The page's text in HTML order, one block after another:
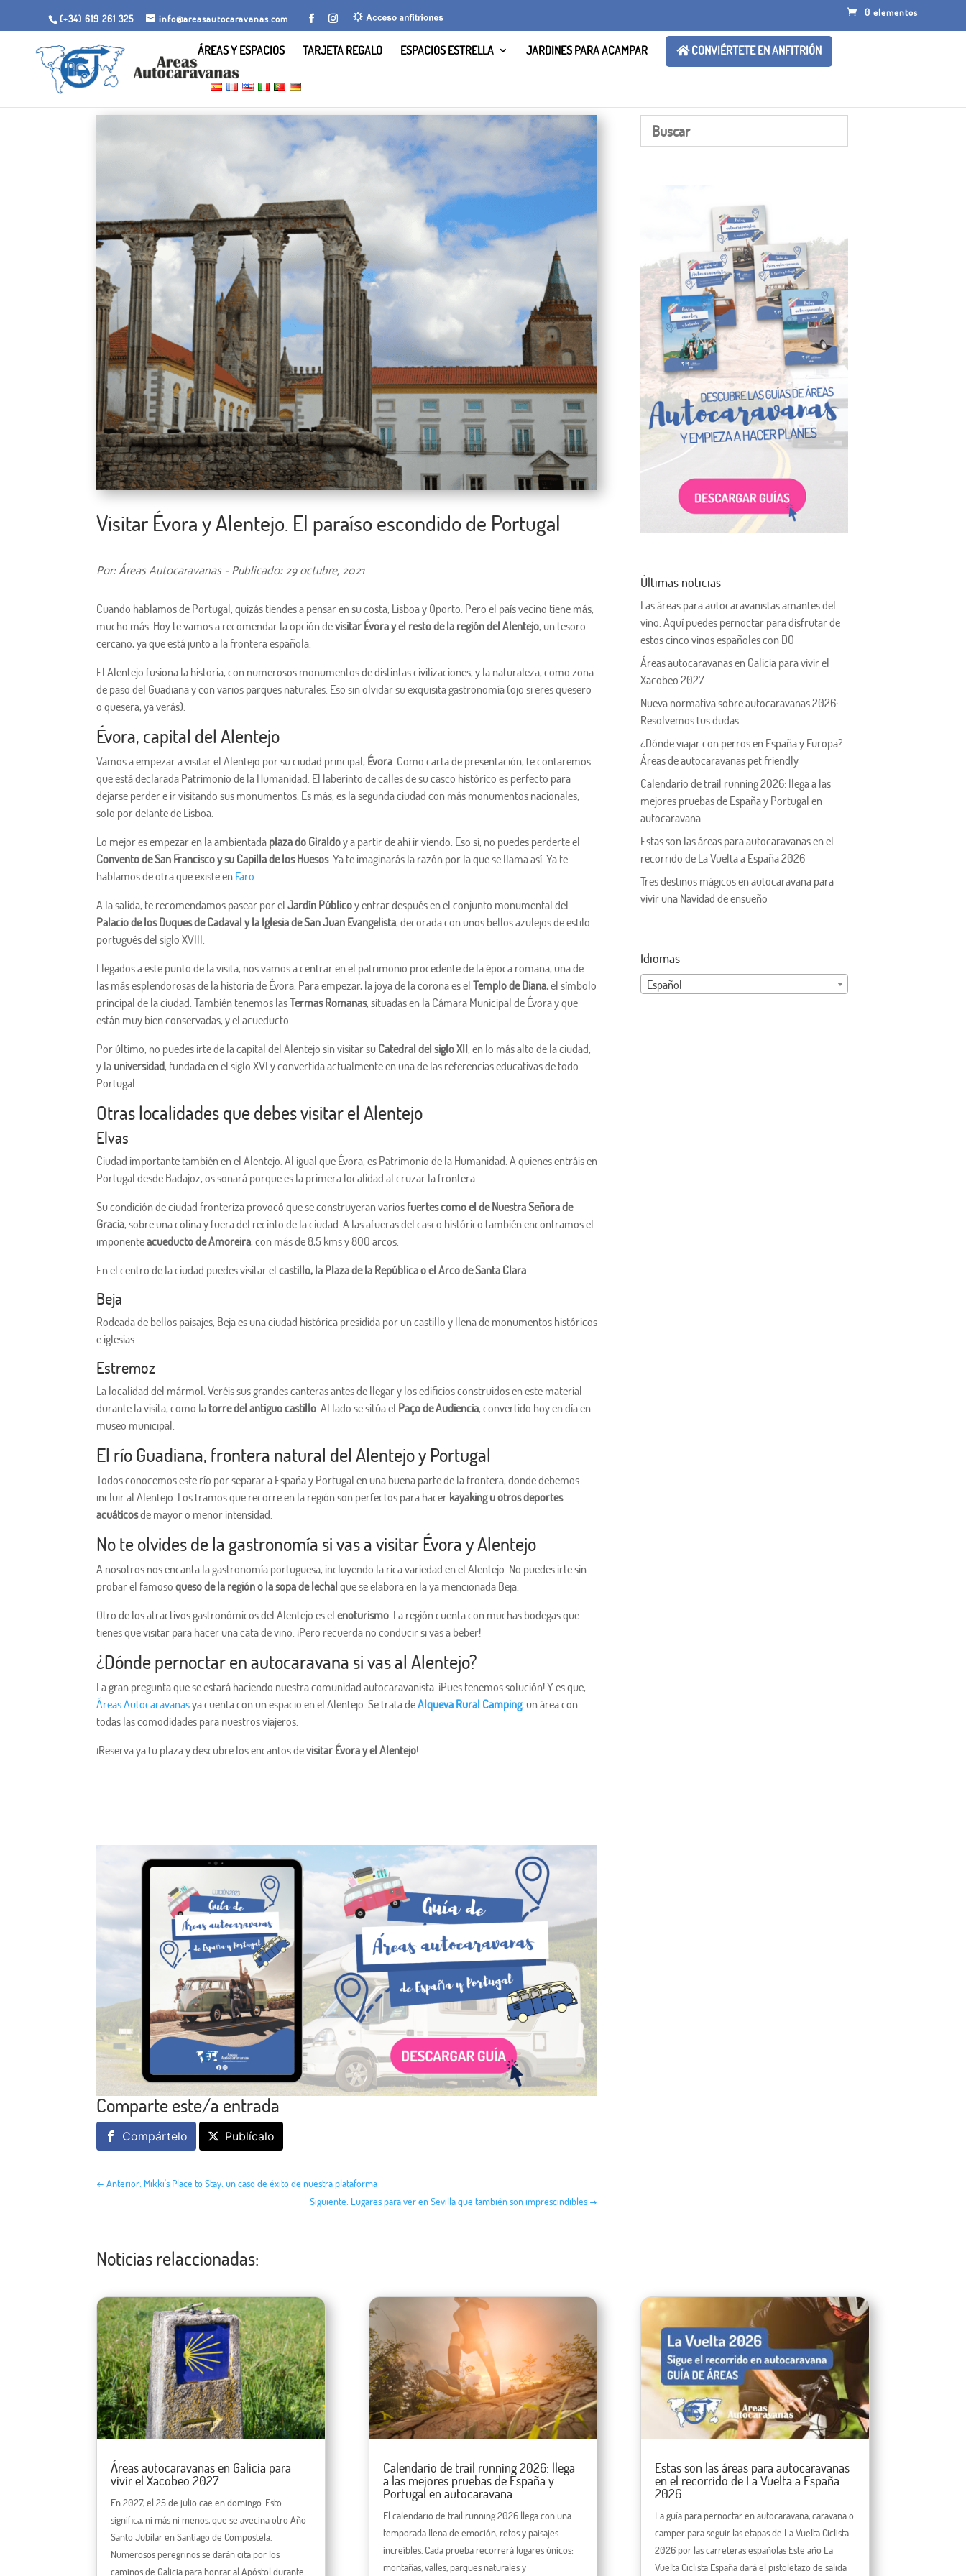
(+34) 619 261 325 info@areasautocaravanas.com
0 elementos
ÁREAS Y ESPACIOS TARJETA REGALO ESPACIOS ESTRELLA JARDINES PARA ACAMPAR CONVIÉRTETE EN ANFITRIÓN
Visitar Évora y Alentejo. El paraíso escondido de Portugal
Por: Áreas Autocaravanas - Publicado: 29 octubre, 2021
Cuando hablamos de Portugal, quizás tiendes a pensar en su costa, Lisboa y Oporto. Pero el país vecino tiene más,
mucho más. Hoy te vamos a recomendar la opción devisitar Évora y el resto de la región del Alentejo, un tesoro
cercano, ya que está junto a la frontera española.
El Alentejo fusiona la historia, con numerosos monumentos de distintas civilizaciones, y la naturaleza, como zona
de paso del Guadiana y con varios parques naturales. Eso sin olvidar su exquisita gastronomía (ojo si eres quesero
o quesera, ya verás).
Évora, capital del Alentejo
Vamos a empezar a visitar el Alentejo por su ciudad principal, Évora. Como carta de presentación, te contaremos
que está declarada Patrimonio de la Humanidad. El laberinto de calles de su casco histórico es perfecto para
dejarse perder e ir visitando sus monumentos. Es más, es la segunda ciudad con más monumentos nacionales,
solo por delante de Lisboa.
Lo mejor es empezar en la ambientada plaza do Giraldoy a partir de ahí ir viendo. Eso sí, no puedes perderte el
Convento de San Francisco y su Capilla de los Huesos. Ya te imaginarás la razón por la que se llama así. Ya te
hablamos de otra que existe en Faro.
A la salida, te recomendamos pasear por elJardín Públicoy entrar después en el conjunto monumental del
Palacio de los Duques de Cadaval y la Iglesia de San Juan Evangelista, decorada con unos bellos azulejos de estilo
portugués del siglo XVIII.
Llegados a este punto de la visita, nos vamos a centrar en el patrimonio procedente de la época romana, una de
las más esplendorosas de la historia de Évora. Para empezar, la joya de la corona es elTemplo de Diana, el símbolo
principal de la ciudad. También tenemos lasTermas Romanas, situadas en la Cámara Municipal de Évora y que
están muy bien conservadas, y el acueducto.
Por último, no puedes irte de la capital del Alentejo sin visitar su Catedral del siglo XII, en lo más alto de la ciudad,
y la universidad, fundada en el siglo XVI y convertida actualmente en una de las referencias educativas de todo
Portugal.
Otras localidades que debes visitar el Alentejo
Elvas
Ciudad importante también en el Alentejo. Al igual que Évora, es Patrimonio de la Humanidad. A quienes entráis en
Portugal desde Badajoz, os sonará porque es la primera localidad al cruzar la frontera.
Su condición de ciudad fronteriza provocó que se construyeran varios fuertes como el de Nuestra Señora de
Gracia, sobre una colina y fuera del recinto de la ciudad. A las afueras del casco histórico también encontramos el
imponenteacueducto de Amoreira, con más de 8,5 kms y 800 arcos.
En el centro de la ciudad puedes visitar elcastillo, la Plaza de la República o el Arco de Santa Clara.
Beja
Rodeada de bellos paisajes, Beja es una ciudad histórica presidida por un castillo y llena de monumentos históricos
e iglesias.
Estremoz
La localidad del mármol. Veréis sus grandes canteras antes de llegar y los edificios construidos en este material
durante la visita, como la torre del antiguo castillo. Al lado se sitúa el Paço de Audiencia, convertido hoy en día en
museo municipal.
El río Guadiana, frontera natural del Alentejo y Portugal
Todos conocemos este río por separar a España y Portugal en una buena parte de la frontera, donde debemos
incluir al Alentejo. Los tramos que recorre en la región son perfectos para hacer kayaking u otros deportes
acuáticosde mayor o menor intensidad.
No te olvides de la gastronomía si vas a visitar Évora y Alentejo
A nosotros nos encanta la gastronomía portuguesa, incluyendo la rica variedad en el Alentejo. No puedes irte sin
probar el famosoqueso de la región o la sopa de lechal que se elabora en la ya mencionada Beja.
Otro de los atractivos gastronómicos del Alentejo es elenoturismo. La región cuenta con muchas bodegas que
tienes que visitar para hacer una cata de vino. ¡Pero recuerda no conducir si vas a beber!
¿Dónde pernoctar en autocaravana si vas al Alentejo?
La gran pregunta que se estará haciendo nuestra comunidad autocaravanista. ¡Pues tenemos solución! Y es que,
Áreas Autocaravanasya cuenta con un espacio en el Alentejo. Se trata deAlqueva Rural Camping, un área con
todas las comodidades para nuestros viajeros.
¡Reserva ya tu plaza y descubre los encantos devisitar Évora y el Alentejo!
Comparte este/a entrada
Compártelo Publícalo
←Anterior: Mikki's Place to Stay: un caso de éxito de nuestra plataforma
Siguiente: Lugares para ver en Sevilla que también son imprescindibles →
Últimas noticias
Las áreas para autocaravanistas amantes del
vino. Aquí puedes pernoctar para disfrutar de
estos cinco vinos españoles con DO
Áreas autocaravanas en Galicia para vivir el
Xacobeo 2027
Nueva normativa sobre autocaravanas 2026:
Resolvemos tus dudas
¿Dónde viajar con perros en España y Europa?
Áreas de autocaravanas pet friendly
Calendario de trail running 2026: llega a las
mejores pruebas de España y Portugal en
autocaravana
Estas son las áreas para autocaravanas en el
recorrido de La Vuelta a España 2026
Tres destinos mágicos en autocaravana para
vivir una Navidad de ensueño
Idiomas
Español
Noticias relaccionadas:
Áreas autocaravanas en Galicia para
vivir el Xacobeo 2027
En 2027, el 25 de julio cae en domingo. Esto
significa, ni más ni menos, que se avecina otro Año
Santo Jubilar en Santiago de Compostela.
Numerosos peregrinos se darán cita por los
caminos de Galicia para honrar al Apóstol durante
Calendario de trail running 2026: llega
a las mejores pruebas de España y
Portugal en autocaravana
El calendario de trail running 2026 llega con una
temporada llena de emoción, retos y paisajes
increíbles. Cada prueba recorrerá lugares únicos:
montañas, valles, parques naturales y
Estas son las áreas para autocaravanas
en el recorrido de La Vuelta a España
2026
La guía para pernoctar en autocaravana, caravana o
camper para seguir las etapas de La Vuelta Ciclista
2026 por las carreteras españolas Este año La
Vuelta Ciclista España dará el pistoletazo de salida